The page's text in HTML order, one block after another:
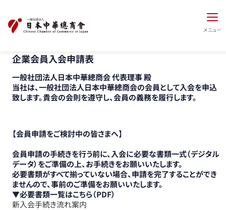
メニュー
企業会員入会申請表
一般社団法人日本中華總商会 代表理事 殿
当社は、一般社団法人日本中華總商会の会員として入会を申込
致します。貴会の会則を遵守し、会員の義務を履行します。
【会員申請をご検討中の皆さまへ】
会員申請の手続きを行う前に、入会に必要な書類一式（デジタル
データ） をご準備の上、お手続きをお願いいたします。
必要書類がすべて揃っていない場合、申請を完了することができ
ませんので、事前のご準備をお願いいたします。
▼必要書類一覧はこちら（PDF）
新入会手続き流れ案内